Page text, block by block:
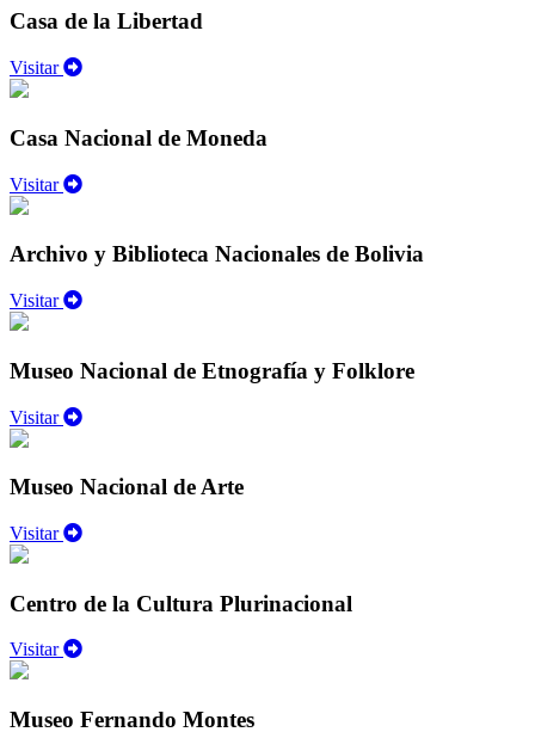
Casa de la Libertad
Visitar
Casa Nacional de Moneda
Visitar
Archivo y Biblioteca Nacionales de Bolivia
Visitar
Museo Nacional de Etnografía y Folklore
Visitar
Museo Nacional de Arte
Visitar
Centro de la Cultura Plurinacional
Visitar
Museo Fernando Montes